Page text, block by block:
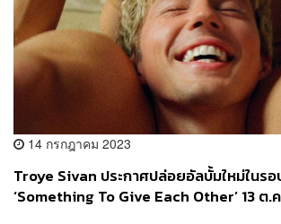
14 กรกฎาคม 2023
Troye Sivan ประกาศปล่อยอัลบั้มใหม่ในรอ
‘Something To Give Each Other’ 13 ต.